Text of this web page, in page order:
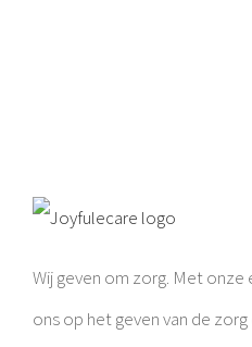
Wij geven om zorg. Met
ons op het geven van de